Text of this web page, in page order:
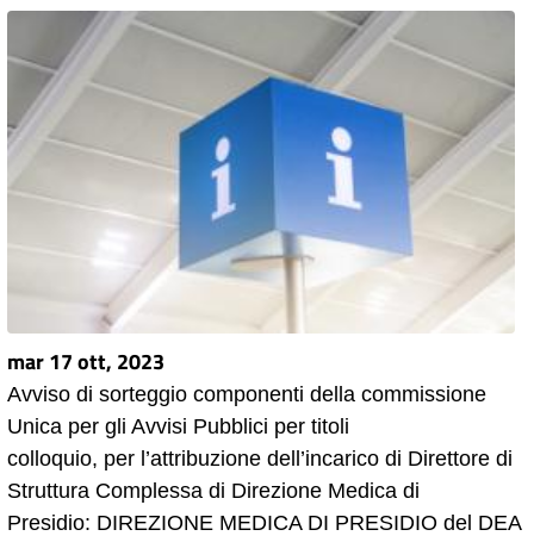
mar 17 ott, 2023
Avviso di sorteggio componenti della commissione
Unica per gli Avvisi Pubblici per titoli
colloquio, per l’attribuzione dell’incarico di Direttore di
Struttura Complessa di Direzione Medica di
Presidio: DIREZIONE MEDICA DI PRESIDIO del DEA